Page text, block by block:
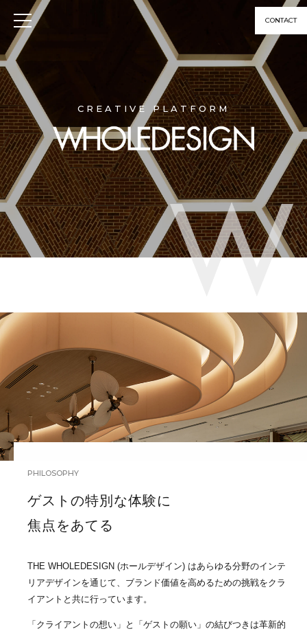
CONTACT
CREATIVE PLATFORM
PHILOSOPHY
ゲストの特別な体験に
焦点をあてる
THE WHOLEDESIGN (ホールデザイン) はあらゆる分野のインテ
リアデザインを通じて、ブランド価値を高めるための挑戦をクラ
イアントと共に行っています。
「クライアントの想い」と「ゲストの願い」の結びつきは革新的